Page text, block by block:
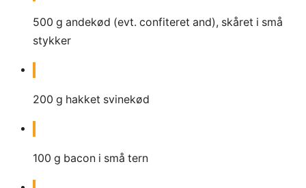
500 g andekød (evt. confiteret and), skåret i små
stykker
200 g hakket svinekød
100 g bacon i små tern